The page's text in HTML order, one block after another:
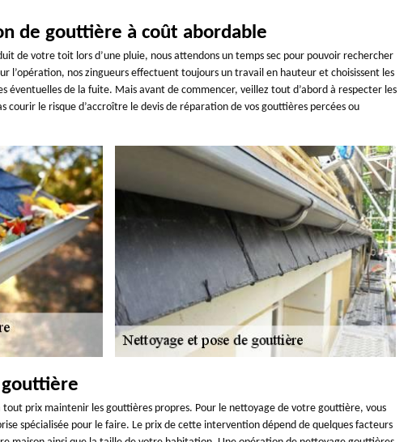
de gouttière à coût abordable
de votre toit lors d’une pluie, nous attendons un temps sec pour pouvoir rechercher
l’opération, nos zingueurs effectuent toujours un travail en hauteur et choisissent les
éventuelles de la fuite. Mais avant de commencer, veillez tout d’abord à respecter les
courir le risque d’accroître le devis de réparation de vos gouttières percées ou
tout prix maintenir les gouttières propres. Pour le nettoyage de votre gouttière, vous
spécialisée pour le faire. Le prix de cette intervention dépend de quelques facteurs